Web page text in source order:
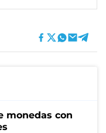
monedas con